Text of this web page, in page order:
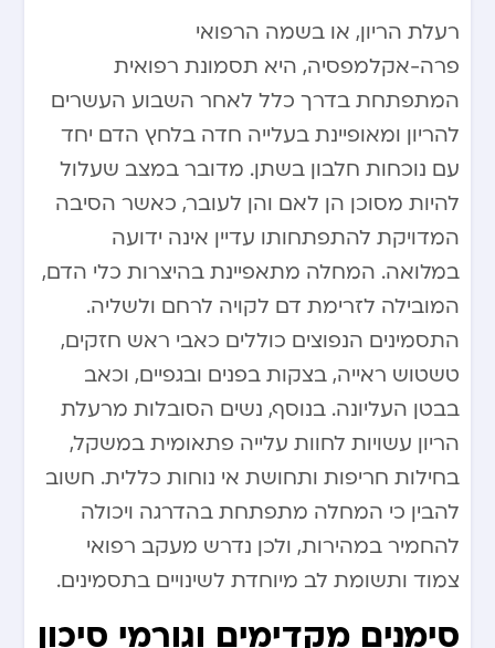
רעלת הריון, או בשמה הרפואי
פרה-אקלמפסיה, היא תסמונת רפואית
המתפתחת בדרך כלל לאחר השבוע העשרים
להריון ומאופיינת בעלייה חדה בלחץ הדם יחד
עם נוכחות חלבון בשתן. מדובר במצב שעלול
להיות מסוכן הן לאם והן לעובר, כאשר הסיבה
המדויקת להתפתחותו עדיין אינה ידועה
במלואה. המחלה מתאפיינת בהיצרות כלי הדם,
המובילה לזרימת דם לקויה לרחם ולשליה.
התסמינים הנפוצים כוללים כאבי ראש חזקים,
טשטוש ראייה, בצקות בפנים ובגפיים, וכאב
בבטן העליונה. בנוסף, נשים הסובלות מרעלת
הריון עשויות לחוות עלייה פתאומית במשקל,
בחילות חריפות ותחושת אי נוחות כללית. חשוב
להבין כי המחלה מתפתחת בהדרגה ויכולה
להחמיר במהירות, ולכן נדרש מעקב רפואי
צמוד ותשומת לב מיוחדת לשינויים בתסמינים.
סימנים מקדימים וגורמי סיכון